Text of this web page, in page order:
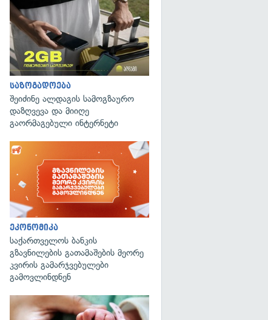
საზოგადოება
შეიძინე ალდაგის სამოგზაურო
დაზღვევა და მიიღე
გაორმაგებული ინტერნეტი
ეკონომიკა
საქართველოს ბანკის
გზავნილების გათამაშების მეორე
კვირის გამარჯვებულები
გამოვლინდნენ